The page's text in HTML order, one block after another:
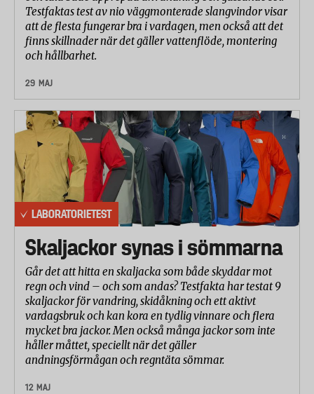
km/h (+ 10%).
-Cykelns fasta komponenter (bakhjul, vajrar med
mera) bedömdes.
kraven på märkning och dokumentation.
- Laboratoriet testade cykelns vattentålighet genom
att spruta ned cykeln med vattenslang under fem
minuter. Efter 15 minuters torktid undersökte man
cykeln och noterade om någon display eller annan
komponent hade påverkats.
Betygsättning av resultaten
Resultaten från laboratorietestet har betygsatts och
viktats samman till ett totalbetyg i samråd med
laboratoriet. Betygsättningen går på en skala från 1
till 5 där 5 är bäst.
Obs! Cyklarnas max-hastighet och dokumentation
har inte betygsatts.
Testfaktas test av nio väggmonterade slangvindor visar
att de flesta fungerar bra i vardagen, men också att det
finns skillnader när det gäller vattenflöde, montering
och hållbarhet.
29 MAJ
LABORATORIETEST
Skaljackor synas i sömmarna
Går det att hitta en skaljacka som både skyddar mot
regn och vind – och som andas? Testfakta har testat 9
skaljackor för vandring, skidåkning och ett aktivt
vardagsbruk och kan kora en tydlig vinnare och flera
mycket bra jackor. Men också många jackor som inte
håller måttet, speciellt när det gäller
andningsförmågan och regntäta sömmar.
12 MAJ